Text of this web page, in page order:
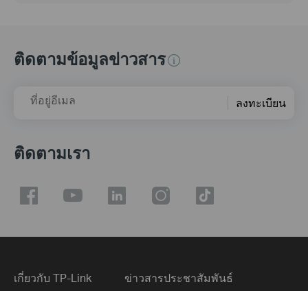
ติดตามข้อมูลข่าวสาร
ที่อยู่อีเมล ลงทะเบียน
ติดตามเรา
เกี่ยวกับ TP-Link ข่าวสารประชาสัมพันธ์